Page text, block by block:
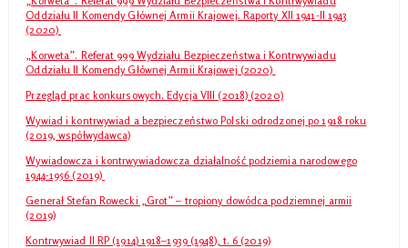
Oddziału II Komendy Głównej Armii Krajowej. Raporty XII 1941-II 1943
(2020)
„Korweta”. Referat 999 Wydziału Bezpieczeństwa i Kontrwywiadu
Oddziału II Komendy Głównej Armii Krajowej (2020)
Przegląd prac konkursowych. Edycja VIII (2018) (2020)
Wywiad i kontrwywiad a bezpieczeństwo Polski odrodzonej po 1918 roku
(2019, współwydawca)
Wywiadowcza i kontrwywiadowcza działalność podziemia narodowego
1944-1956 (2019)
Generał Stefan Rowecki „Grot” – tropiony dowódca podziemnej armii
(2019)
Kontrwywiad II RP (1914) 1918–1939 (1948), t. 6 (2019)